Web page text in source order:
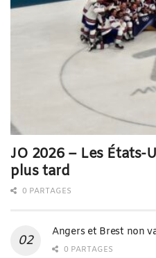
JO 2026 – Les États-
plus tard
0 PARTAGES
Angers et Brest non
0 PARTAGES